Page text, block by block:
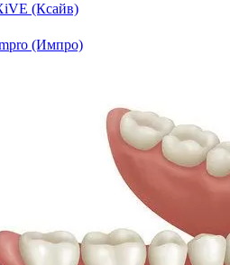
(Ксайв)
(Импро)